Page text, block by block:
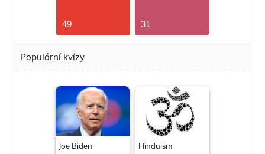
49 31
Populární kvízy
Joe Biden Hinduism